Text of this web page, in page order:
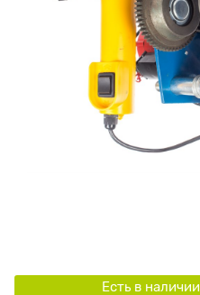
Есть в наличии